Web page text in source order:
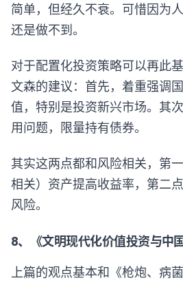
简单，但经久不衰。可惜因为
还是做不到。
对于配置化投资策略可以再此
文森的建议：首先，着重强调
值，特别是投资新兴市场。其
用问题，限量持有债券。
其实这两点都和风险相关，第
相关）资产提高收益率，第二
风险。
8、《文明现代化价值投资与中
上篇的观点基本和《枪炮、病